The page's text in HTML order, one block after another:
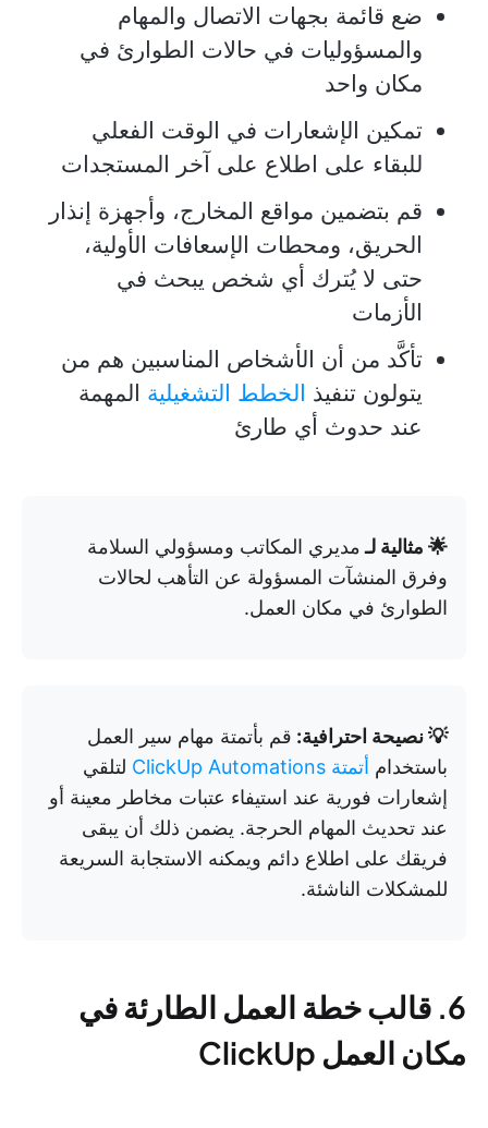
ضع قائمة بجهات الاتصال والمهام
والمسؤوليات في حالات الطوارئ في
مكان واحد
تمكين الإشعارات في الوقت الفعلي
للبقاء على اطلاع على آخر المستجدات
قم بتضمين مواقع المخارج، وأجهزة إنذار
الحريق، ومحطات الإسعافات الأولية،
حتى لا يُترك أي شخص يبحث في
الأزمات
تأكَّد من أن الأشخاص المناسبين هم من
يتولون تنفيذ الخطط التشغيلية المهمة
عند حدوث أي طارئ
🌟 مثالية لـمديري المكاتب ومسؤولي السلامة
وفرق المنشآت المسؤولة عن التأهب لحالات
الطوارئ في مكان العمل.
💡 نصيحة احترافية: قم بأتمتة مهام سير العمل
باستخدام أتمتة ClickUp Automations
لتلقي
إشعارات فورية عند استيفاء عتبات مخاطر معينة أو
عند تحديث المهام الحرجة. يضمن ذلك أن يبقى
فريقك على اطلاع دائم ويمكنه الاستجابة السريعة
للمشكلات الناشئة.
6. قالب خطة العمل الطارئة في
مكان العمل ClickUp